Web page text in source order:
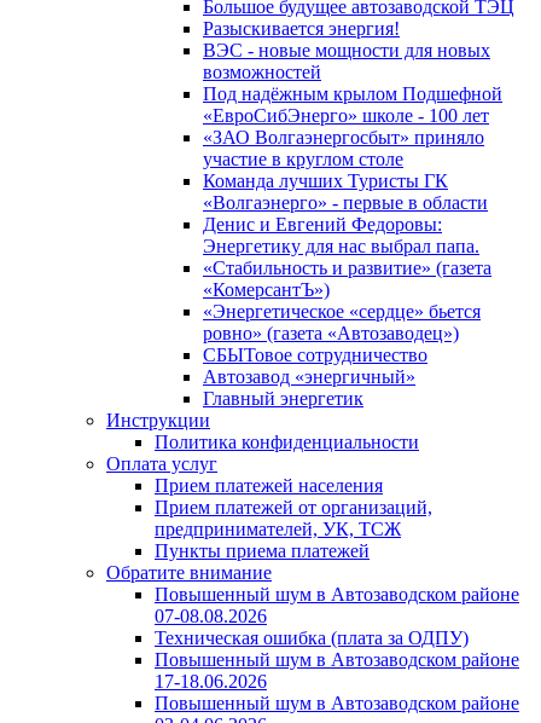
Большое будущее автозаводской ТЭЦ
Разыскивается энергия!
ВЭС - новые мощности для новых
возможностей
Под надёжным крылом Подшефной
«ЕвроСибЭнерго» школе - 100 лет
«ЗАО Волгаэнергосбыт» приняло
участие в круглом столе
Команда лучших Туристы ГК
«Волгаэнерго» - первые в области
Денис и Евгений Федоровы:
Энергетику для нас выбрал папа.
«Стабильность и развитие» (газета
«КомерсантЪ»)
«Энергетическое «сердце» бьется
ровно» (газета «Автозаводец»)
СБЫТовое сотрудничество
Автозавод «энергичный»
Главный энергетик
Инструкции
Политика конфиденциальности
Оплата услуг
Прием платежей населения
Прием платежей от организаций,
предпринимателей, УК, ТСЖ
Пункты приема платежей
Обратите внимание
Повышенный шум в Автозаводском районе
07-08.08.2026
Техническая ошибка (плата за ОДПУ)
Повышенный шум в Автозаводском районе
17-18.06.2026
Повышенный шум в Автозаводском районе